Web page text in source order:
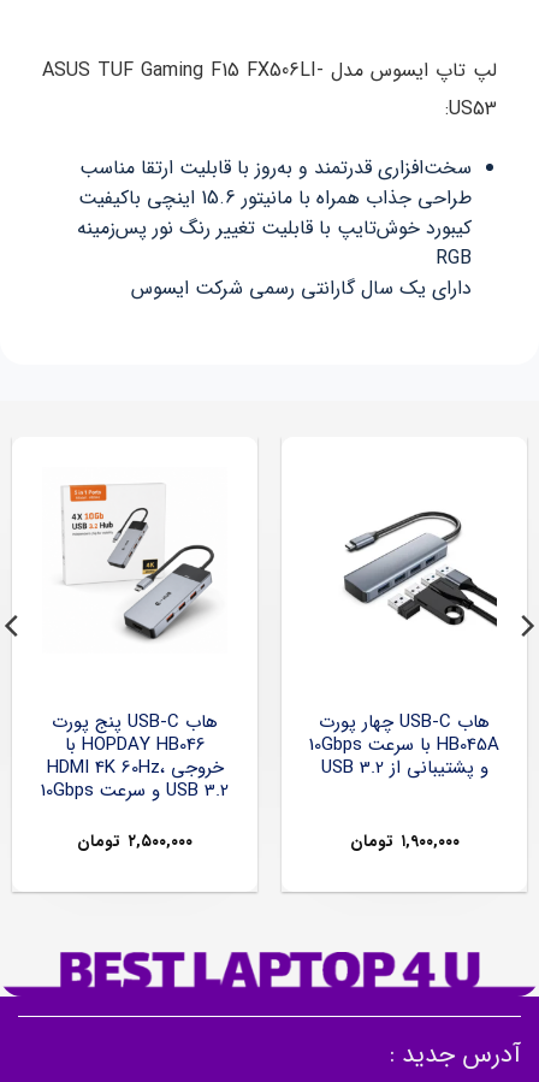
لپ تاپ ایسوس مدل ASUS TUF Gaming F15 FX506LI-
US53:
سخت‌افزاری قدرتمند و به‌روز با قابلیت ارتقا مناسب
طراحی جذاب همراه با مانیتور 15.6 اینچی باکیفیت
کیبورد خوش‌تایپ با قابلیت تغییر رنگ نور پس‌زمینه
RGB
دارای یک سال گارانتی رسمی شرکت ایسوس
هاب USB-C چهار پورت
HB045A با سرعت 10Gbps
و پشتیبانی از USB 3.2
۱,۹۰۰,۰۰۰ تومان
هاب USB-C پنج پورت
HOPDAY HB046 با
خروجی HDMI 4K 60Hz،
USB 3.2 و سرعت 10Gbps
۲,۵۰۰,۰۰۰ تومان
آدرس جدید :